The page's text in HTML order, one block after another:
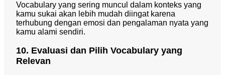
Vocabulary yang sering muncul dalam konteks yang
kamu sukai akan lebih mudah diingat karena
terhubung dengan emosi dan pengalaman nyata yang
kamu alami sendiri.
10. Evaluasi dan Pilih Vocabulary yang
Relevan